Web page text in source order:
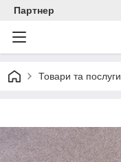
Партнер
Товари та послуги